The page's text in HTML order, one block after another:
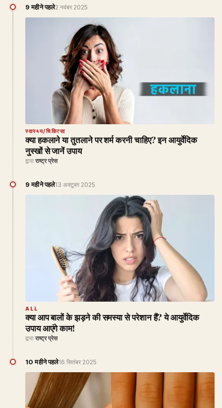
9 महीने पहले2 नवंबर 2025
स्वास्थ्य/चिकित्सा
क्या हकलाने या तुतलाने पर शर्म करनी चाहिए? इन आयुर्वेदिक
नुस्खों से जानें उपाय
द्वारा राष्ट्र प्रेस
9 महीने पहले13 अक्टूबर 2025
ALL
क्या आप बालों के झड़ने की समस्या से परेशान हैं? ये आयुर्वेदिक
उपाय आएंगे काम!
द्वारा राष्ट्र प्रेस
10 महीने पहले16 सितंबर 2025